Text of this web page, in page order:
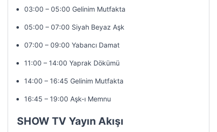
03:00 – 05:00 Gelinim Mutfakta
05:00 – 07:00 Siyah Beyaz Aşk
07:00 – 09:00 Yabancı Damat
11:00 – 14:00 Yaprak Dökümü
14:00 – 16:45 Gelinim Mutfakta
16:45 – 19:00 Aşk-ı Memnu
SHOW TV Yayın Akışı